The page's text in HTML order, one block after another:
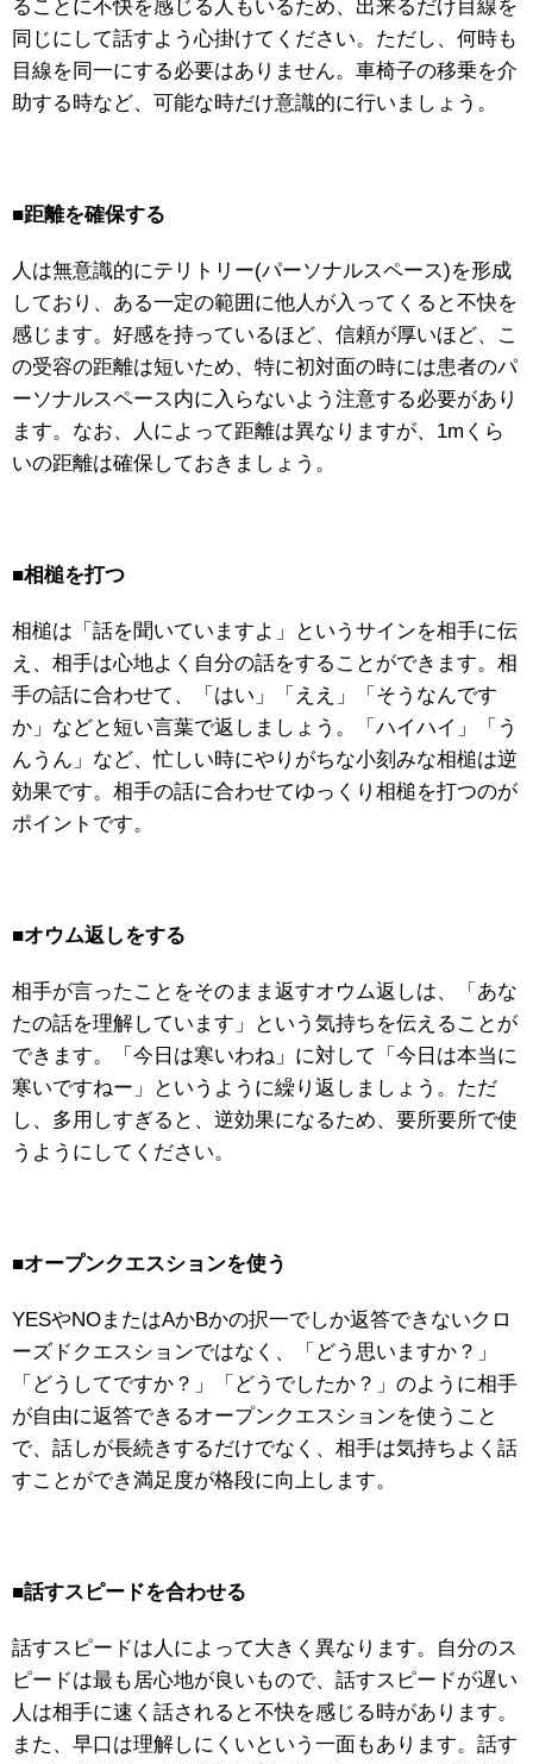
ることに不快を感じる人もいるため、出来るだけ目線を
同じにして話すよう心掛けてください。ただし、何時も
目線を同一にする必要はありません。車椅子の移乗を介
助する時など、可能な時だけ意識的に行いましょう。
■距離を確保する
人は無意識的にテリトリー(パーソナルスペース)を形成
しており、ある一定の範囲に他人が入ってくると不快を
感じます。好感を持っているほど、信頼が厚いほど、こ
の受容の距離は短いため、特に初対面の時には患者のパ
ーソナルスペース内に入らないよう注意する必要があり
ます。なお、人によって距離は異なりますが、1mくら
いの距離は確保しておきましょう。
■相槌を打つ
相槌は「話を聞いていますよ」というサインを相手に伝
え、相手は心地よく自分の話をすることができます。相
手の話に合わせて、「はい」「ええ」「そうなんです
か」などと短い言葉で返しましょう。「ハイハイ」「う
んうん」など、忙しい時にやりがちな小刻みな相槌は逆
効果です。相手の話に合わせてゆっくり相槌を打つのが
ポイントです。
■オウム返しをする
相手が言ったことをそのまま返すオウム返しは、「あな
たの話を理解しています」という気持ちを伝えることが
できます。「今日は寒いわね」に対して「今日は本当に
寒いですねー」というように繰り返しましょう。ただ
し、多用しすぎると、逆効果になるため、要所要所で使
うようにしてください。
■オープンクエスションを使う
YESやNOまたはAかBかの択一でしか返答できないクロ
ーズドクエスションではなく、「どう思いますか？」
「どうしてですか？」「どうでしたか？」のように相手
が自由に返答できるオープンクエスションを使うこと
で、話しが長続きするだけでなく、相手は気持ちよく話
すことができ満足度が格段に向上します。
■話すスピードを合わせる
話すスピードは人によって大きく異なります。自分のス
ピードは最も居心地が良いもので、話すスピードが遅い
人は相手に速く話されると不快を感じる時があります。
また、早口は理解しにくいという一面もあります。話す